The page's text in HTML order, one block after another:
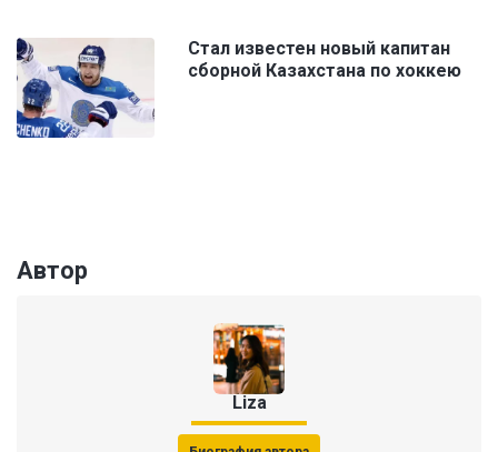
Стал известен новый капитан
сборной Казахстана по хоккею
Автор
Liza